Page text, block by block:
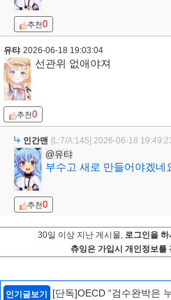
추천0
유탸 2026-06-18 19:03:04
선관위 없애야져
추천0
인간맨 [L:7/A:145] 2026-06-18
@유탸
부수고 새로 만들어야겠네
추천0
30일 이상 지난 게시물, 로그인을
츄잉은 가입시 개인정보를
인기글보기
[단독]OECD “검수완박은